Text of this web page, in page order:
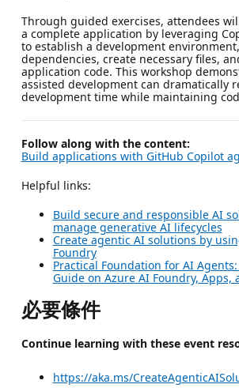
Through guided exercises, attendees
a complete application by leveraging
to establish a development
dependencies, create necessary files,
application code. This workshop
assisted development can dramatically
development time while maintaining
Follow along with the content:
Build applications with GitHub Copilot
Helpful links:
Build secure and responsible AI
manage generative AI lifecycles
Create agentic AI solutions by
Foundry
Practical Foundation for AI
Guide on Azure AI Foundry, Apps,
必要條件
Continue learning with these event
https://aka.ms/